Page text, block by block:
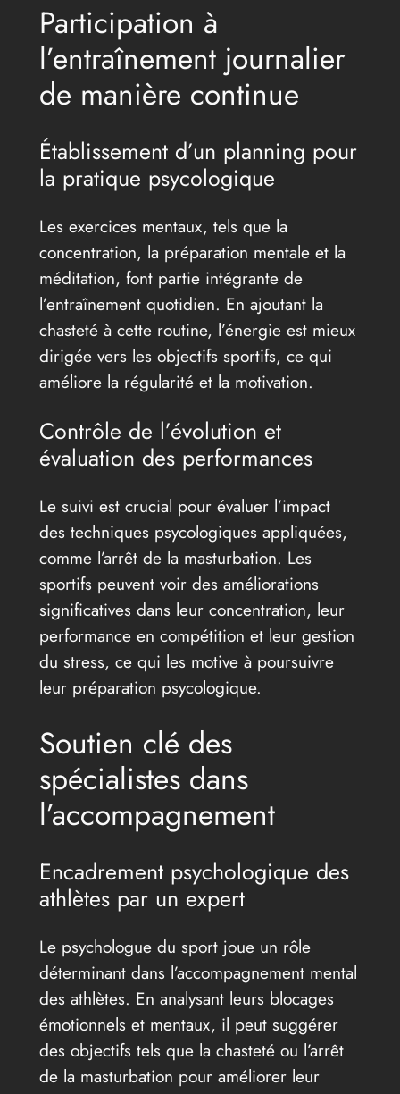
Participation à
l’entraînement journalier
de manière continue
Établissement d’un planning pour
la pratique psycologique
Les exercices mentaux, tels que la
concentration, la préparation mentale et la
méditation, font partie intégrante de
l’entraînement quotidien. En ajoutant la
chasteté à cette routine, l’énergie est mieux
dirigée vers les objectifs sportifs, ce qui
améliore la régularité et la motivation.
Contrôle de l’évolution et
évaluation des performances
Le suivi est crucial pour évaluer l’impact
des techniques psycologiques appliquées,
comme l’arrêt de la masturbation. Les
sportifs peuvent voir des améliorations
significatives dans leur concentration, leur
performance en compétition et leur gestion
du stress, ce qui les motive à poursuivre
leur préparation psycologique.
Soutien clé des
spécialistes dans
l’accompagnement
Encadrement psychologique des
athlètes par un expert
Le psychologue du sport joue un rôle
déterminant dans l’accompagnement mental
des athlètes. En analysant leurs blocages
émotionnels et mentaux, il peut suggérer
des objectifs tels que la chasteté ou l’arrêt
de la masturbation pour améliorer leur